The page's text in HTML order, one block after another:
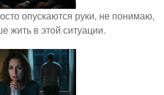
опускаются руки, не понимаю,
жить в этой ситуации.